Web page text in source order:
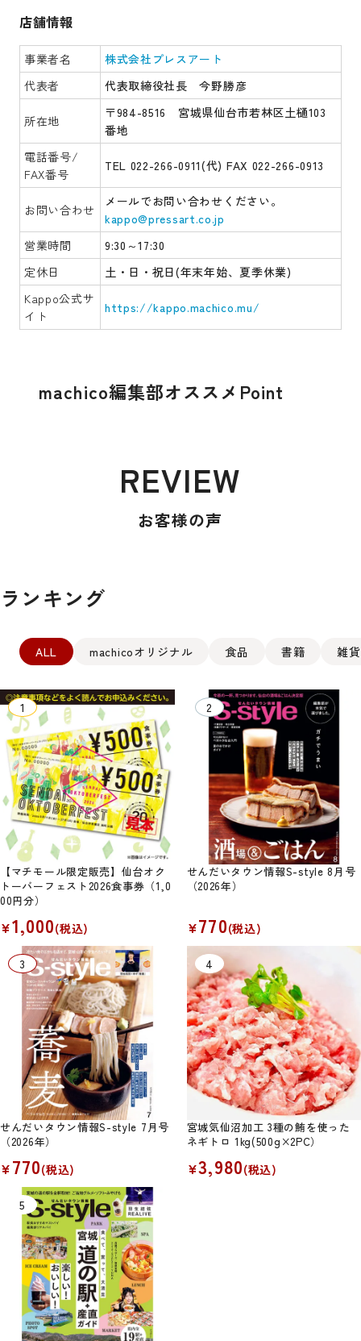
店舗情報
事業者名
株式会社プレスアート
代表者
代表取締役社長 今野勝彦
所在地
〒984-8516 宮城県仙台市若林区土樋103
番地
電話番号/
FAX番号
TEL 022-266-0911(代) FAX 022-266-0913
お問い合わせ
メールでお問い合わせください。
kappo@pressart.co.jp
営業時間
9:30～17:30
定休日
土・日・祝日(年末年始、夏季休業)
Kappo公式サ
イト
https://kappo.machico.mu/
machico編集部オススメPoint
REVIEW
お客様の声
ランキング
ALL machicoオリジナル 食品 書籍 雑
【マチモール限定販売】仙台オク
トーバーフェスト2026食事券（1,0
00円分）
¥1,000(税込)
せんだいタウン情報S-style 8月号
（2026年）
¥770(税込)
せんだいタウン情報S-style 7月号
（2026年）
¥770(税込)
宮城気仙沼加工 3種の鮪を使った
ネギトロ 1kg(500g×2PC）
¥3,980(税込)